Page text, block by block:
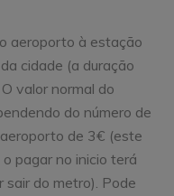
aeroporto à estação
cidade (a duração
valor normal do
do número de
de 3€ (este
o pagar no inicio terá
sair do metro). Pode